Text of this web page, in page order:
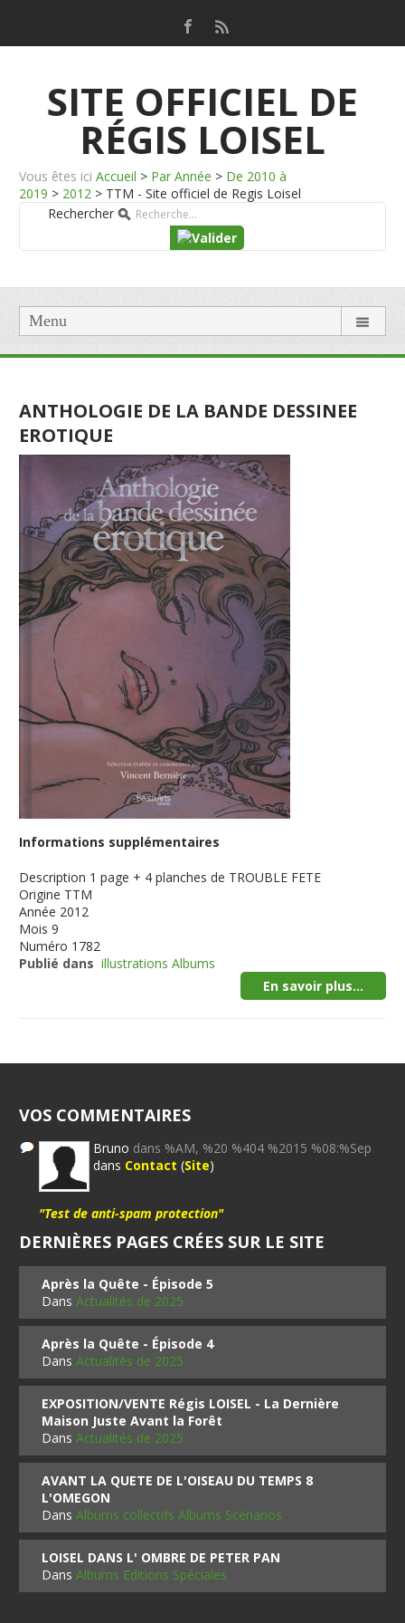
SITE OFFICIEL DE
RÉGIS LOISEL
Vous êtes ici Accueil > Par Année > De 2010 à
2019 > 2012 > TTM - Site officiel de Regis Loisel
Rechercher
Menu
ANTHOLOGIE DE LA BANDE DESSINEE
EROTIQUE
Informations supplémentaires
Description 1 page + 4 planches de TROUBLE FETE
Origine TTM
Année 2012
Mois 9
Numéro 1782
Publié dans illustrations Albums
En savoir plus...
VOS COMMENTAIRES
Bruno dans %AM, %20 %404 %2015 %08:%Sep
dans Contact (Site)
"Test de anti-spam protection"
DERNIÈRES PAGES CRÉES SUR LE SITE
Après la Quête - Épisode 5
DansActualités de 2025
Après la Quête - Épisode 4
DansActualités de 2025
EXPOSITION/VENTE Régis LOISEL - La Dernière
Maison Juste Avant la Forêt
DansActualités de 2025
AVANT LA QUETE DE L'OISEAU DU TEMPS 8
L'OMEGON
DansAlbums collectifs Albums Scénarios
LOISEL DANS L' OMBRE DE PETER PAN
DansAlbums Editions Spéciales